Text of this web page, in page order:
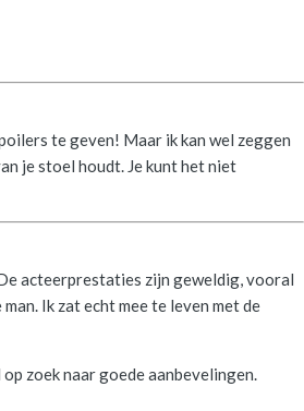
te geven! Maar ik kan wel zeggen
je stoel houdt. Je kunt het niet
acteerprestaties zijn geweldig, vooral
Ik zat echt mee te leven met de
zoek naar goede aanbevelingen.